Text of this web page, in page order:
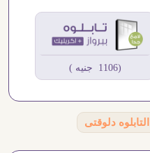
(1106 جنيه )
دلوقتى